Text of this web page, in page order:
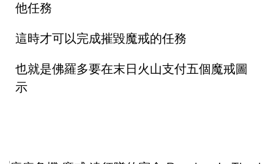
他任務
這時才可以完成摧毀魔戒的任務
也就是佛羅多要在末日火山支付五個魔戒圖
示